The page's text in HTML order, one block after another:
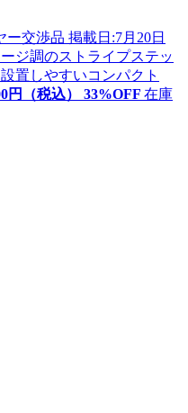
ー交渉品 掲載日:7月20日
ジ調のストライプステッ
置しやすいコンパクト
円（税込） 33%OFF 在庫